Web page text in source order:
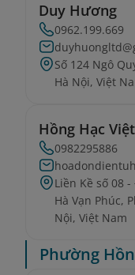
Duy Hương
0962.199.669
Số 124 Ngô
Hà Nội, Việt
Hồng Hạc
0982295886
Liền Kề số 08
Hà Vạn Phúc,
Nội, Việt Nam
Phường